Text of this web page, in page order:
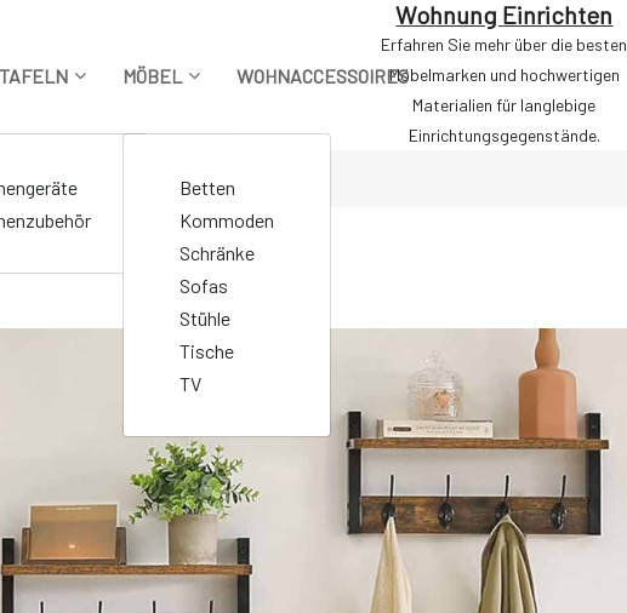
MÖBEL
Betten
Kommoden
Schränke
Sofas
Stühle
Tische
TV
WOHNACCESSOIRES
Wohnung Einrichten
Erfahren Sie mehr über die besten
Möbelmarken und hochwertigen
Materialien für langlebige
Einrichtungsgegenstände.
"Doppelhaken"